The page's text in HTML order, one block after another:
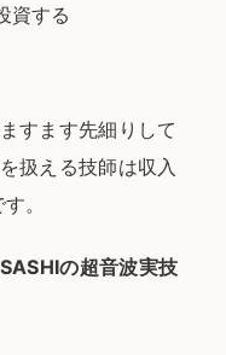
資する
すます先細りして
扱える技師は収入
。
SASHIの超音波実技